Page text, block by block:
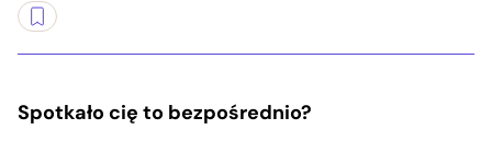
Spotkało cię to bezpośrednio?